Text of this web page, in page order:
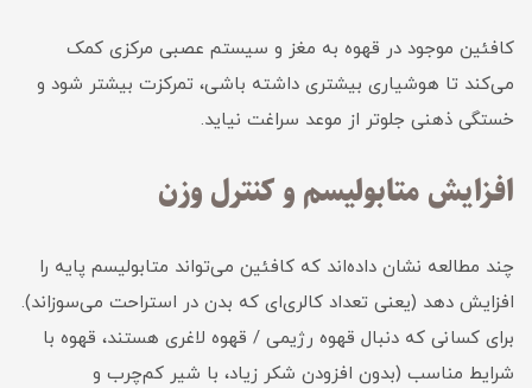
کافئین موجود در قهوه به مغز و سیستم عصبی مرکزی کمک
می‌کند تا هوشیاری بیشتری داشته باشی، تمرکزت بیشتر شود و
خستگی ذهنی جلوتر از موعد سراغت نیاید.
افزایش متابولیسم و کنترل وزن
چند مطالعه نشان داده‌اند که کافئین می‌تواند متابولیسم پایه را
افزایش دهد (یعنی تعداد کالری‌ای که بدن در استراحت می‌سوزاند).
برای کسانی که دنبال قهوه رژیمی / قهوه لاغری هستند، قهوه با
شرایط مناسب (بدون افزودن شکر زیاد، با شیر کم‌چرب و